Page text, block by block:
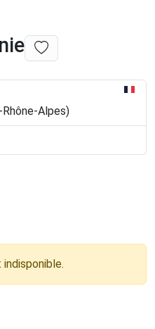
Rhône-Alpes)